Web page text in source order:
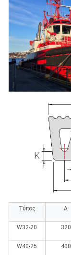
Τύπος Α
W32-20 320
W40-25 400